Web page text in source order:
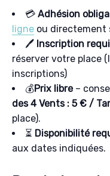
💳 Adhésion
ligne ou directement
🖊️ Inscription
réserver votre place
inscriptions)
💰Prix libre–
des 4 Vents : 5 € /
place).
⏳ Disponibilité
aux dates indiquées.